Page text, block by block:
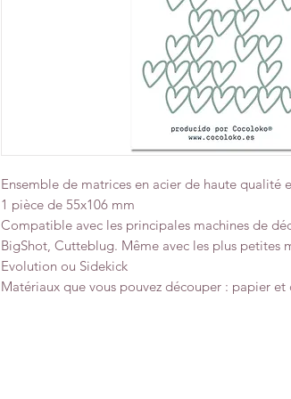
Ensemble de matrices en acier de haute qualité
1 pièce de 55x106 mm
Compatible avec les principales machines de
BigShot, Cutteblug. Même avec les plus petites
Evolution ou Sidekick
Matériaux que vous pouvez découper : papier et